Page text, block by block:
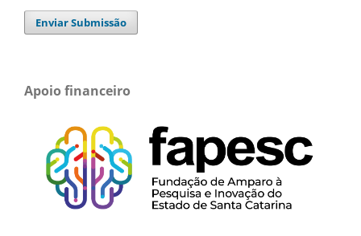
Enviar Submissão
Apoio financeiro